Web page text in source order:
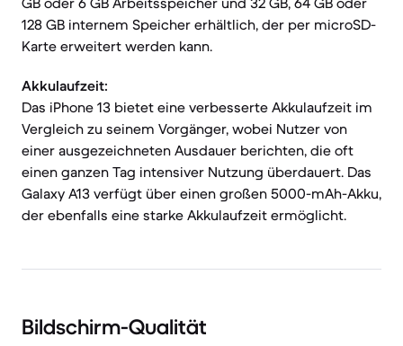
128 GB internem Speicher erhältlich, der per microSD-
Karte erweitert werden kann.
Akkulaufzeit:
Das iPhone 13 bietet eine verbesserte Akkulaufzeit im
Vergleich zu seinem Vorgänger, wobei Nutzer von
einer ausgezeichneten Ausdauer berichten, die oft
einen ganzen Tag intensiver Nutzung überdauert. Das
Galaxy A13 verfügt über einen großen 5000-mAh-Akku,
der ebenfalls eine starke Akkulaufzeit ermöglicht.
Bildschirm-Qualität